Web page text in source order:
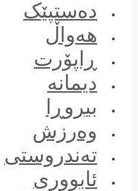
دەستپێک
هەواڵ
ڕاپۆرت
دیمانە
بیروڕا
وەرزش
تەندروستی
ئابووری